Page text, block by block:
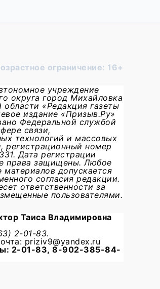
ограничение: 16+
учреждение
округа город Михайловка
области «Редакция газеты
издание «Призыв.Ру»
Федеральной службой
связи,
технологий и массовых
регистрационный номер
Дата регистрации
права защищены. Любое
материалов допускается
согласия редакции.
ответственности за
пользователями.
Таиса Владимировна
2-01-83.
priziv9@yandex.ru
2-01-83, 8-902-385-84-